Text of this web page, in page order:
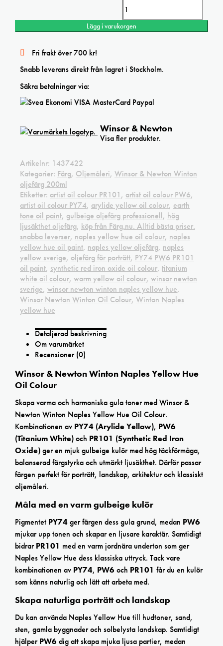
Lägg i varukorgen
Fri frakt över 700 kr!
Snabb leverans direkt från lagret i Stockholm.
Säkra betalningar via:
Winsor & Newton
Visa fler produkter.
Artikelnr: 1437422
Kategorier: Färg, Oljemåleri, Winsor & Newton Winton
oljefärg 200ml
Etiketter: artist oil colour PR101, artist oil colour PW6,
artist oil colour PY74, arylide yellow oil colour, earth
tone oil paint, gulbeige oljefärg professionell, hög
ljusäkthet oljefärg, köp från Färg.nu. Alltid bästa priser.
snabba leverser, naples yellow hue oil colour, naples
yellow hue oil paint, naples yellow oljefärg, naples
yellow sverige, oljefärg för porträtt, PY74 PW6 PR101
oil paint, synthetic red iron oxide oil colour, titanium
white oil colour, warm yellow oil colour, winsor newton
sverige, winsor newton winton naples yellow hue,
Winsor Newton Winton Oil Colour, Winton Naples
yellow hue
Detaljerad beskrivning
Om varumärket
Recensioner (0)
Winsor & Newton Winton Naples Yellow Hue
Oil Colour
Skapa varma och harmoniska gula toner med Winsor &
Newton Winton Naples Yellow Hue Oil Colour.
Kombinationen av PY74 (Arylide Yellow), PW6
(Titanium White)och PR101 (Synthetic Red Iron
Oxide)ger en mjuk gulbeige kulör med hög täckförmåga,
balanserad färgstyrka och utmärkt ljusäkthet. Därför passar
färgen perfekt för porträtt, landskap, arkitektur och klassiskt
oljemåleri.
Måla med en varm gulbeige kulör
Pigmentet PY74ger färgen dess gula grund, medan PW6
mjukar upp tonen och skapar en ljusare karaktär. Samtidigt
bidrarPR101 med en varm jordnära underton som ger
Naples Yellow Hue dess klassiska uttryck. Tack vare
kombinationen av PY74, PW6 och PR101 får du en kulör
som känns naturlig och lätt att arbeta med.
Skapa naturliga porträtt och landskap
Du kan använda Naples Yellow Hue till hudtoner, sand,
sten, gamla byggnader och solbelysta landskap. Samtidigt
hjälperPW6 dig att skapa mjuka ljusa partier, medan